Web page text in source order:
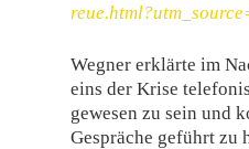
Wegner erklärte im
eins der Krise
gewesen zu sein und
Gespräche geführt zu